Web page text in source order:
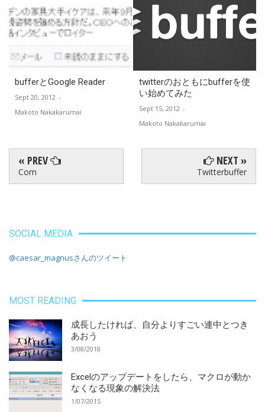
bufferとGoogle Reader
Sept 20, 2012 -
Makoto Nakakarumai
twitterのおともにbufferを使
い始めてみた
Sept 15, 2012 -
Makoto Nakakarumai
« PREV
Com
NEXT »
Twitterbuffer
SOCIAL MEDIA
@caesar_magnusさんのツイート
MOST READING
成長したければ、自分よりすごい連中とつき
あおう
3/08/2018
Excelのアップデートをしたら、マクロが動か
なくなる現象の解決法
1/07/2015